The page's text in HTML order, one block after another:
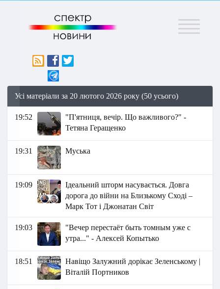
Меню
Усі матеріали за 20 лютого 2026 року (50 усього)
19:52
"П'ятниця, вечір. Що важливого?" -
Тетяна Геращенко
19:31 Муська
19:09
Ідеальний шторм насувається. Довга
дорога до війни на Близькому Сході –
Марк Тот і Джонатан Світ
19:03
"Вечер перестаёт быть томным уже с
утра..." - Алексей Копытько
18:51
Навіщо Залужний дорікає Зеленському |
Віталій Портников